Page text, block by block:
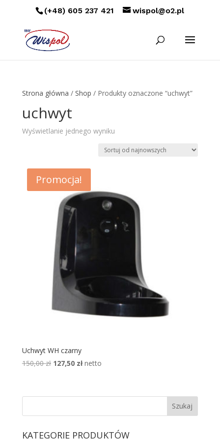
(+48) 605 237 421 wispol@o2.pl
Strona główna / Shop / Produkty oznaczone “uchwyt”
uchwyt
Wyświetlanie jednego wyniku
Promocja!
Uchwyt WH czarny
150,00zł Pierwotna
150,00 zł.
127,50 złAktualna
127,50 zł.
netto
KATEGORIE PRODUKTÓW